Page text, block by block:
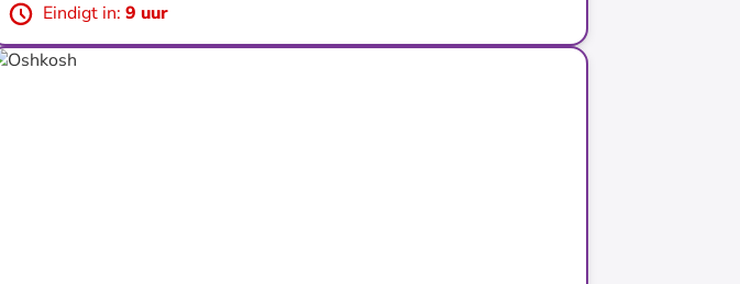
Eindigt in: 9 uur
tot-51